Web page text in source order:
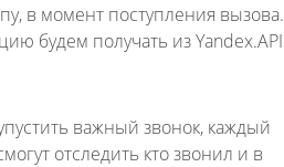
в момент поступления вызова.
будем получать из Yandex.API
важный звонок, каждый
отследить кто звонил и в